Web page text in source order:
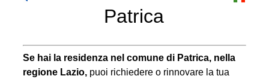
Patrica
Se hai la residenza nel comune di Patrica, nella
regione Lazio, puoi richiedere o rinnovare la tua